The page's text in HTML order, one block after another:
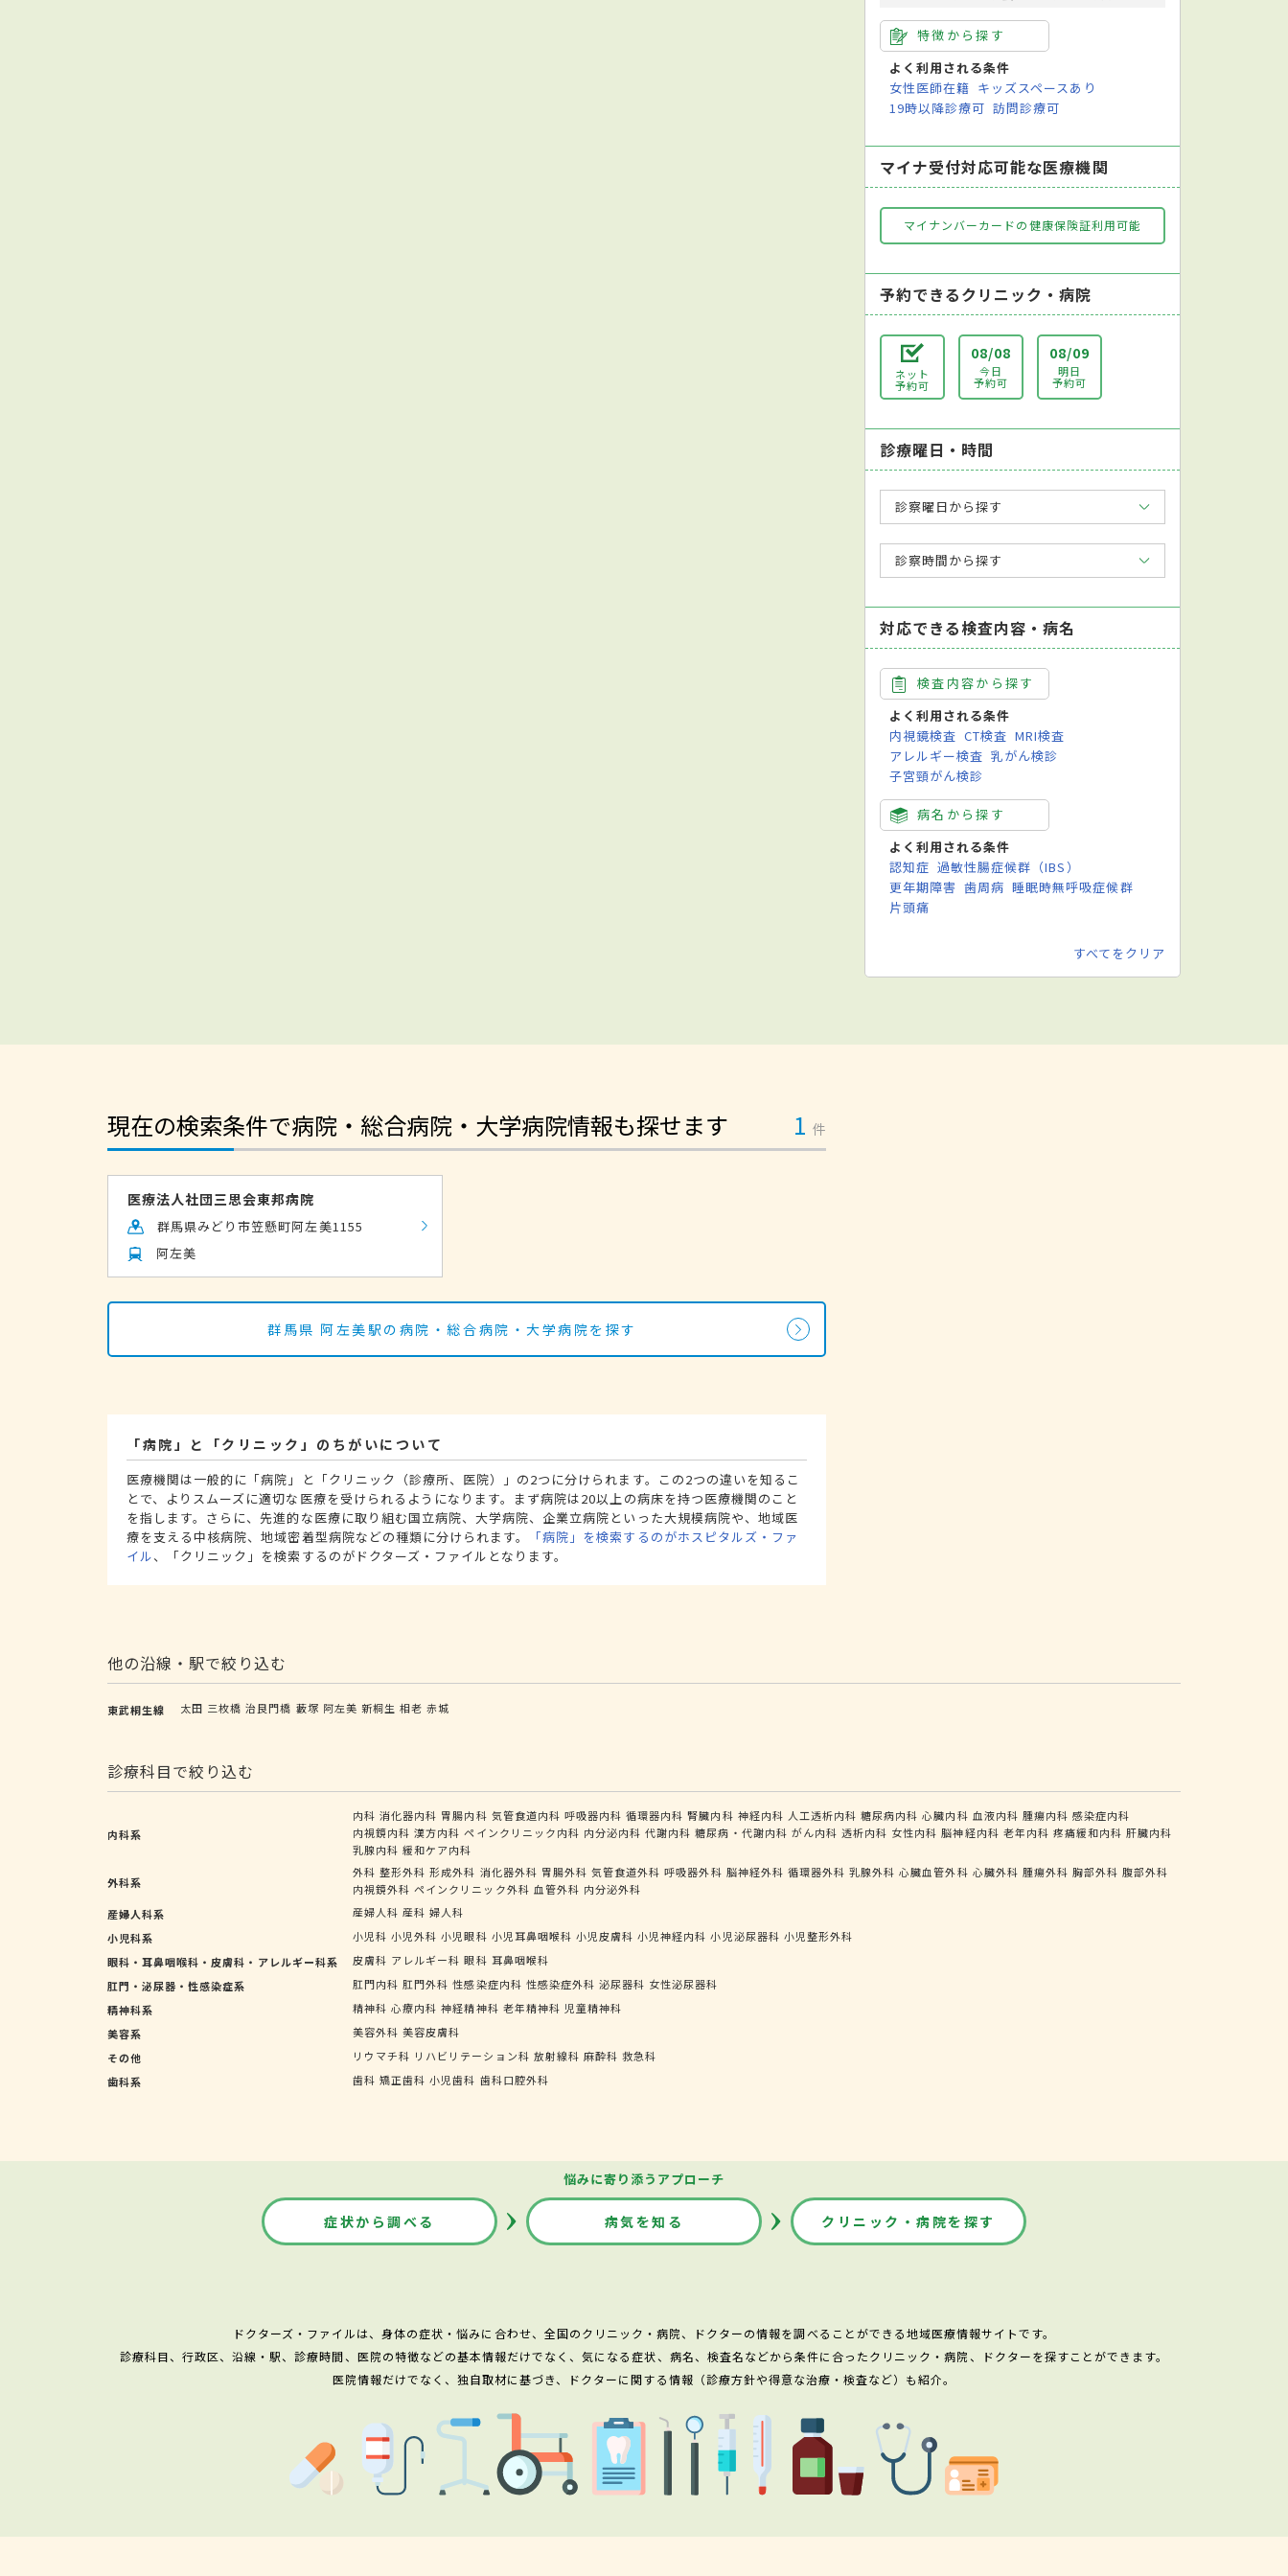
特徴から探す
よく利用される条件
女性医師在籍 キッズスペースあり
19時以降診療可 訪問診療可
マイナ受付対応可能な医療機関
マイナンバーカードの健康保険証利用可能
予約できるクリニック・病院
ネット
予約可
08/08
今日
予約可
08/09
明日
予約可
診療曜日・時間
診察曜日から探す
診察時間から探す
対応できる検査内容・病名
検査内容から探す
よく利用される条件
内視鏡検査 CT検査 MRI検査
アレルギー検査 乳がん検診
子宮頸がん検診
病名から探す
よく利用される条件
認知症 過敏性腸症候群（IBS）
更年期障害 歯周病 睡眠時無呼吸症候群
片頭痛
すべてをクリア
現在の検索条件で病院・総合病院・大学病院情報も探せます 1 件
医療法人社団三思会東邦病院
群馬県みどり市笠懸町阿左美1155
阿左美
群馬県 阿左美駅の病院・総合病院・大学病院を探す
「病院」と「クリニック」のちがいについて
医療機関は一般的に「病院」と「クリニック（診療所、医院）」の2つに分けられます。この2つの違いを知るこ
とで、よりスムーズに適切な医療を受けられるようになります。まず病院は20以上の病床を持つ医療機関のこと
を指します。さらに、先進的な医療に取り組む国立病院、大学病院、企業立病院といった大規模病院や、地域医
療を支える中核病院、地域密着型病院などの種類に分けられます。
「病院」を検索するのがホスピタルズ・ファ
イル、「クリニック」を検索するのがドクターズ・ファイルとなります。
他の沿線・駅で絞り込む
東武桐生線 太田 三枚橋 治良門橋 藪塚 阿左美 新桐生 相老 赤城
診療科目で絞り込む
内科系
内科 消化器内科 胃腸内科 気管食道内科 呼吸器内科 循環器内科 腎臓内科 神経内科 人工透析内科 糖尿病内科 心臓内科 血液内科 腫瘍内科 感染症内科
内視鏡内科 漢方内科 ペインクリニック内科 内分泌内科 代謝内科 糖尿病・代謝内科 がん内科 透析内科 女性内科 脳神経内科 老年内科 疼痛緩和内科 肝臓内科
乳腺内科 緩和ケア内科
外科系
外科 整形外科 形成外科 消化器外科 胃腸外科 気管食道外科 呼吸器外科 脳神経外科 循環器外科 乳腺外科 心臓血管外科 心臓外科 腫瘍外科 胸部外科 腹部外科
内視鏡外科 ペインクリニック外科 血管外科 内分泌外科
産婦人科系
産婦人科 産科 婦人科
小児科系
小児科 小児外科 小児眼科 小児耳鼻咽喉科 小児皮膚科 小児神経内科 小児泌尿器科 小児整形外科
眼科・耳鼻咽喉科・皮膚科・アレルギー科系
皮膚科 アレルギー科 眼科 耳鼻咽喉科
肛門・泌尿器・性感染症系
肛門内科 肛門外科 性感染症内科 性感染症外科 泌尿器科 女性泌尿器科
精神科系
精神科 心療内科 神経精神科 老年精神科 児童精神科
美容系
美容外科 美容皮膚科
その他
リウマチ科 リハビリテーション科 放射線科 麻酔科 救急科
歯科系
歯科 矯正歯科 小児歯科 歯科口腔外科
悩みに寄り添うアプローチ
症状から調べる 病気を知る クリニック・病院を探す
ドクターズ・ファイルは、身体の症状・悩みに合わせ、全国のクリニック・病院、ドクターの情報を調べることができる地域医療情報サイトです。
診療科目、行政区、沿線・駅、診療時間、医院の特徴などの基本情報だけでなく、気になる症状、病名、検査名などから条件に合ったクリニック・病院、ドクターを探すことができます。
医院情報だけでなく、独自取材に基づき、ドクターに関する情報（診療方針や得意な治療・検査など）も紹介。